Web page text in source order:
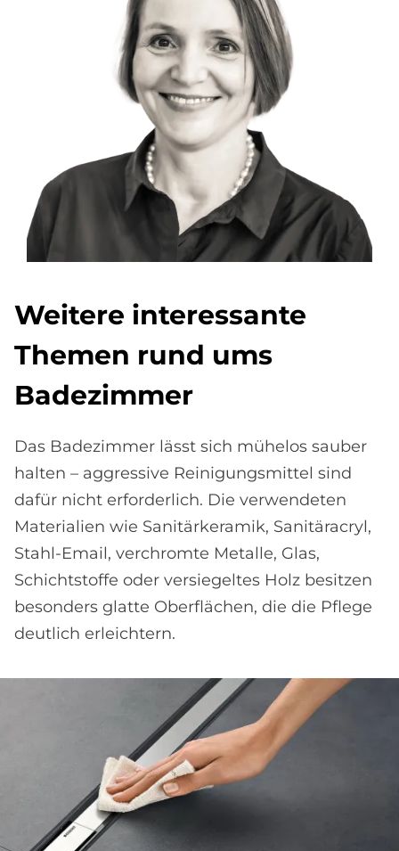
Weitere interessante
Themen rund ums
Badezimmer
Das Badezimmer lässt sich mühelos sauber
halten – aggressive Reinigungsmittel sind
dafür nicht erforderlich. Die verwendeten
Materialien wie Sanitärkeramik, Sanitäracryl,
Stahl-Email, verchromte Metalle, Glas,
Schichtstoffe oder versiegeltes Holz besitzen
besonders glatte Oberflächen, die die Pflege
deutlich erleichtern.